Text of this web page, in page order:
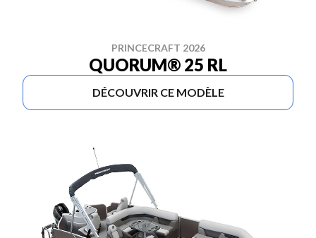
PRINCECRAFT 2026
QUORUM® 25 RL
DÉCOUVRIR CE MODÈLE